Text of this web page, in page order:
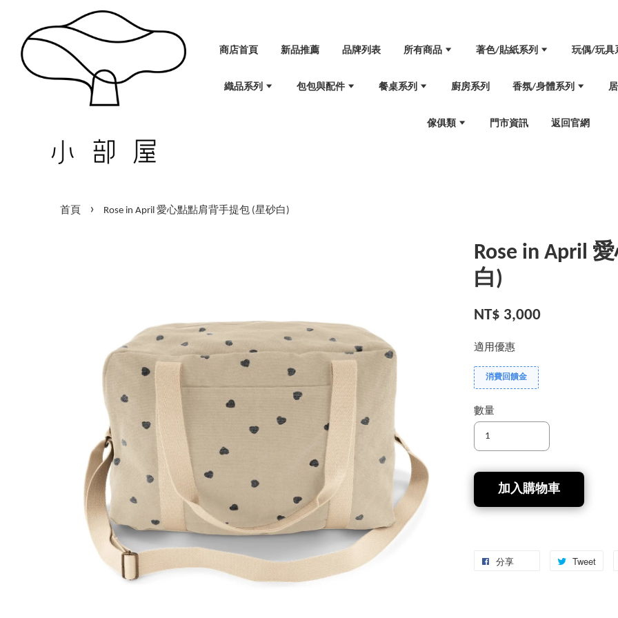
商店首頁 新品推薦 品牌列表 所有商品 著色/貼紙系列 玩偶/玩具
織品系列 包包與配件 餐桌系列 廚房系列 香氛/身體系列
傢俱類 門市資訊 返回官網
首頁 › Rose in April 愛心點點肩背手提包 (星砂白)
Rose in April
白)
NT$ 3,000
適用優惠
消費回饋金
數量
加入購物車
分享 Tweet